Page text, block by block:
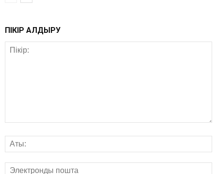
ПІКІР ҚАЛДЫРУ